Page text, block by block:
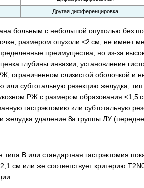
Другая дифференцировка
больным с небольшой опухолью
размером опухоли <2 см, не имеет
преимущества, но из-за
глубины инвазии, установление
ограниченном слизистой оболочкой
или субтотальную резекцию желудка,
РЖ с размером образования <1,5
гастрэктомию или субтотальную
желудка удаление 8а группы ЛУ
В или стандартная гастрэктомия
см или же соответствует критерию